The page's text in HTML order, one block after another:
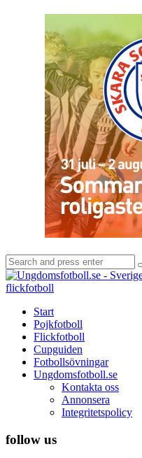
Search
for:
Start
Pojkfotboll
Flickfotboll
Cupguiden
Fotbollsövningar
Ungdomsfotboll.se
Kontakta oss
Annonsera
Integritetspolicy
follow us